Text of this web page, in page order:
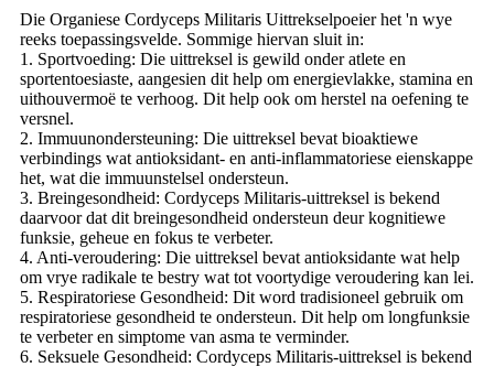
Die Organiese Cordyceps Militaris Uittrekselpoeier het 'n wye
reeks toepassingsvelde. Sommige hiervan sluit in:
1. Sportvoeding: Die uittreksel is gewild onder atlete en
sportentoesiaste, aangesien dit help om energievlakke, stamina en
uithouvermoë te verhoog. Dit help ook om herstel na oefening te
versnel.
2. Immuunondersteuning: Die uittreksel bevat bioaktiewe
verbindings wat antioksidant- en anti-inflammatoriese eienskappe
het, wat die immuunstelsel ondersteun.
3. Breingesondheid: Cordyceps Militaris-uittreksel is bekend
daarvoor dat dit breingesondheid ondersteun deur kognitiewe
funksie, geheue en fokus te verbeter.
4. Anti-veroudering: Die uittreksel bevat antioksidante wat help
om vrye radikale te bestry wat tot voortydige veroudering kan lei.
5. Respiratoriese Gesondheid: Dit word tradisioneel gebruik om
respiratoriese gesondheid te ondersteun. Dit help om longfunksie
te verbeter en simptome van asma te verminder.
6. Seksuele Gesondheid: Cordyceps Militaris-uittreksel is bekend